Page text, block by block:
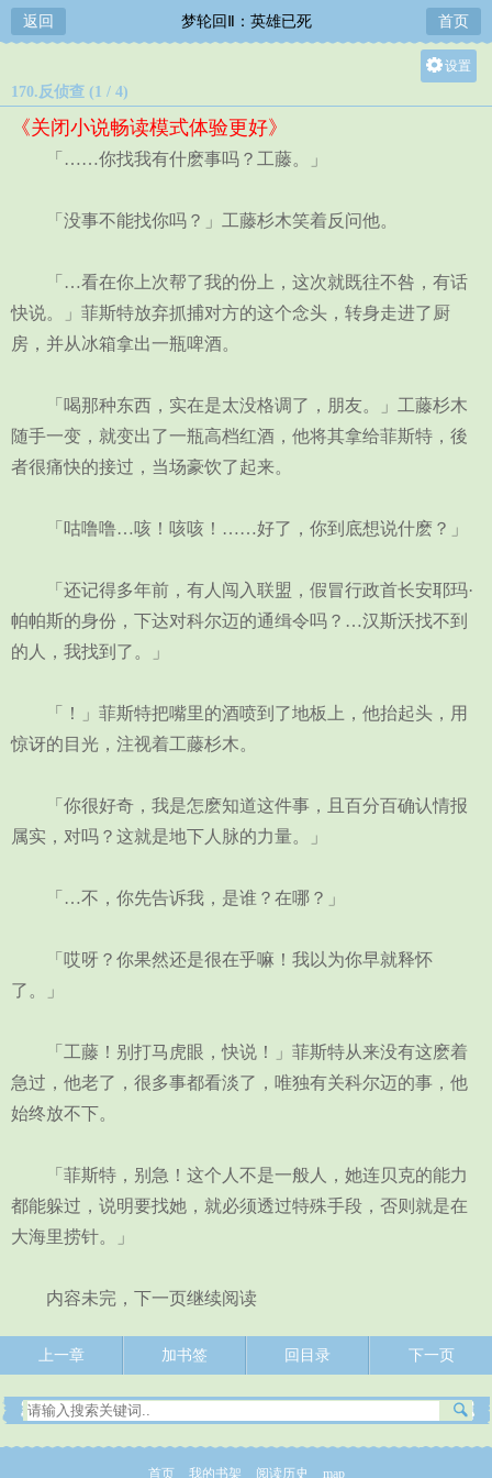
返回 梦轮回Ⅱ：英雄已死 首页
设置
170.反侦查 (1 / 4)
《关闭小说畅读模式体验更好》
「……你找我有什麽事吗？工藤。」
「没事不能找你吗？」工藤杉木笑着反问他。
「…看在你上次帮了我的份上，这次就既往不咎，有话
快说。」菲斯特放弃抓捕对方的这个念头，转身走进了厨
房，并从冰箱拿出一瓶啤酒。
「喝那种东西，实在是太没格调了，朋友。」工藤杉木
随手一变，就变出了一瓶高档红酒，他将其拿给菲斯特，後
者很痛快的接过，当场豪饮了起来。
「咕噜噜…咳！咳咳！……好了，你到底想说什麽？」
「还记得多年前，有人闯入联盟，假冒行政首长安耶玛·
帕帕斯的身份，下达对科尔迈的通缉令吗？…汉斯沃找不到
的人，我找到了。」
「！」菲斯特把嘴里的酒喷到了地板上，他抬起头，用
惊讶的目光，注视着工藤杉木。
「你很好奇，我是怎麽知道这件事，且百分百确认情报
属实，对吗？这就是地下人脉的力量。」
「…不，你先告诉我，是谁？在哪？」
「哎呀？你果然还是很在乎嘛！我以为你早就释怀
了。」
「工藤！别打马虎眼，快说！」菲斯特从来没有这麽着
急过，他老了，很多事都看淡了，唯独有关科尔迈的事，他
始终放不下。
「菲斯特，别急！这个人不是一般人，她连贝克的能力
都能躲过，说明要找她，就必须透过特殊手段，否则就是在
大海里捞针。」
内容未完，下一页继续阅读
上一章 加书签 回目录 下一页
首页 我的书架 阅读历史 map